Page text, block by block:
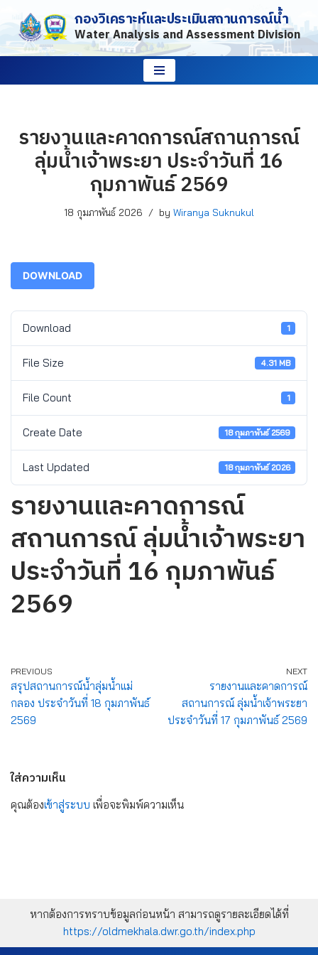
Skip
to
กองวิเคราะห์และประเมินสถานการณ์น้ำ
Water Analysis and Assessment Division
รายงานและคาดการณ์สถานการณ์
ลุ่มน้ำเจ้าพระยา ประจำวันที่ 16
กุมภาพันธ์ 2569
18 กุมภาพันธ์ 2026 by Wiranya Suknukul
DOWNLOAD
Download 1
File Size 4.31 MB
File Count 1
Create Date 18 กุมภาพันธ์ 2569
Last Updated 18 กุมภาพันธ์ 2026
รายงานและคาดการณ์
สถานการณ์ ลุ่มน้ำเจ้าพระยา
ประจำวันที่ 16 กุมภาพันธ์
2569
PREVIOUS
สรุปสถานการณ์น้ำลุ่มน้ำแม่
กลอง ประจำวันที่ 18 กุมภาพันธ์
2569
NEXT
รายงานและคาดการณ์
สถานการณ์ ลุ่มน้ำเจ้าพระยา
ประจำวันที่ 17 กุมภาพันธ์ 2569
ใส่ความเห็น
คุณต้องเข้าสู่ระบบ เพื่อจะพิมพ์ความเห็น
หากต้องการทราบข้อมูลก่อนหน้า สามารถดูรายละเอียดได้ที่
https://oldmekhala.dwr.go.th/index.php